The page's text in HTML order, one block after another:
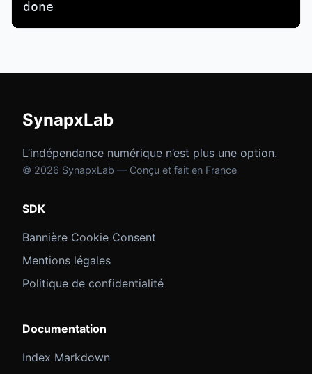
done
SynapxLab
L’indépendance numérique n’est plus une option.
© 2026 SynapxLab — Conçu et fait en France
SDK
Bannière Cookie Consent
Mentions légales
Politique de confidentialité
Documentation
Index Markdown